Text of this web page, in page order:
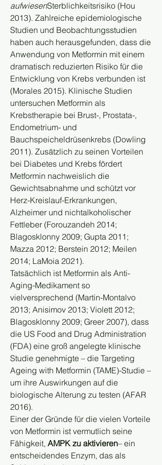
aufwiesenSterblichkeitsrisiko (Hou
2013). Zahlreiche epidemiologische
Studien und Beobachtungsstudien
haben auch herausgefunden, dass die
Anwendung von Metformin mit einem
dramatisch reduzierten Risiko für die
Entwicklung von Krebs verbunden ist
(Morales 2015). Klinische Studien
untersuchen Metformin als
Krebstherapie bei Brust-, Prostata-,
Endometrium- und
Bauchspeicheldrüsenkrebs (Dowling
2011). Zusätzlich zu seinen Vorteilen
bei Diabetes und Krebs fördert
Metformin nachweislich die
Gewichtsabnahme und schützt vor
Herz-Kreislauf-Erkrankungen,
Alzheimer und nichtalkoholischer
Fettleber (Forouzandeh 2014;
Blagosklonny 2009; Gupta 2011;
Mazza 2012; Berstein 2012; Meilen
2014; LaMoia 2021).
Tatsächlich ist Metformin als Anti-
Aging-Medikament so
vielversprechend (Martin-Montalvo
2013; Anisimov 2013; Violett 2012;
Blagosklonny 2009; Greer 2007), dass
die US Food and Drug Administration
(FDA) eine groß angelegte klinische
Studie genehmigte – die Targeting
Ageing with Metformin (TAME)-Studie –
um ihre Auswirkungen auf die
biologische Alterung zu testen (AFAR
2016).
Einer der Gründe für die vielen Vorteile
von Metformin ist vermutlich seine
Fähigkeit, AMPK zu aktivieren– ein
entscheidendes Enzym, das als